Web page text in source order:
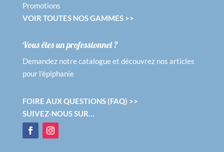
Promotions
VOIR TOUTES NOS GAMMES >>
Vous êtes un professionnel ?
Demandez notre catalogue et découvrez nos articles
pour l’épiphanie
FOIRE AUX QUESTIONS (FAQ) >>
SUIVEZ-NOUS SUR…